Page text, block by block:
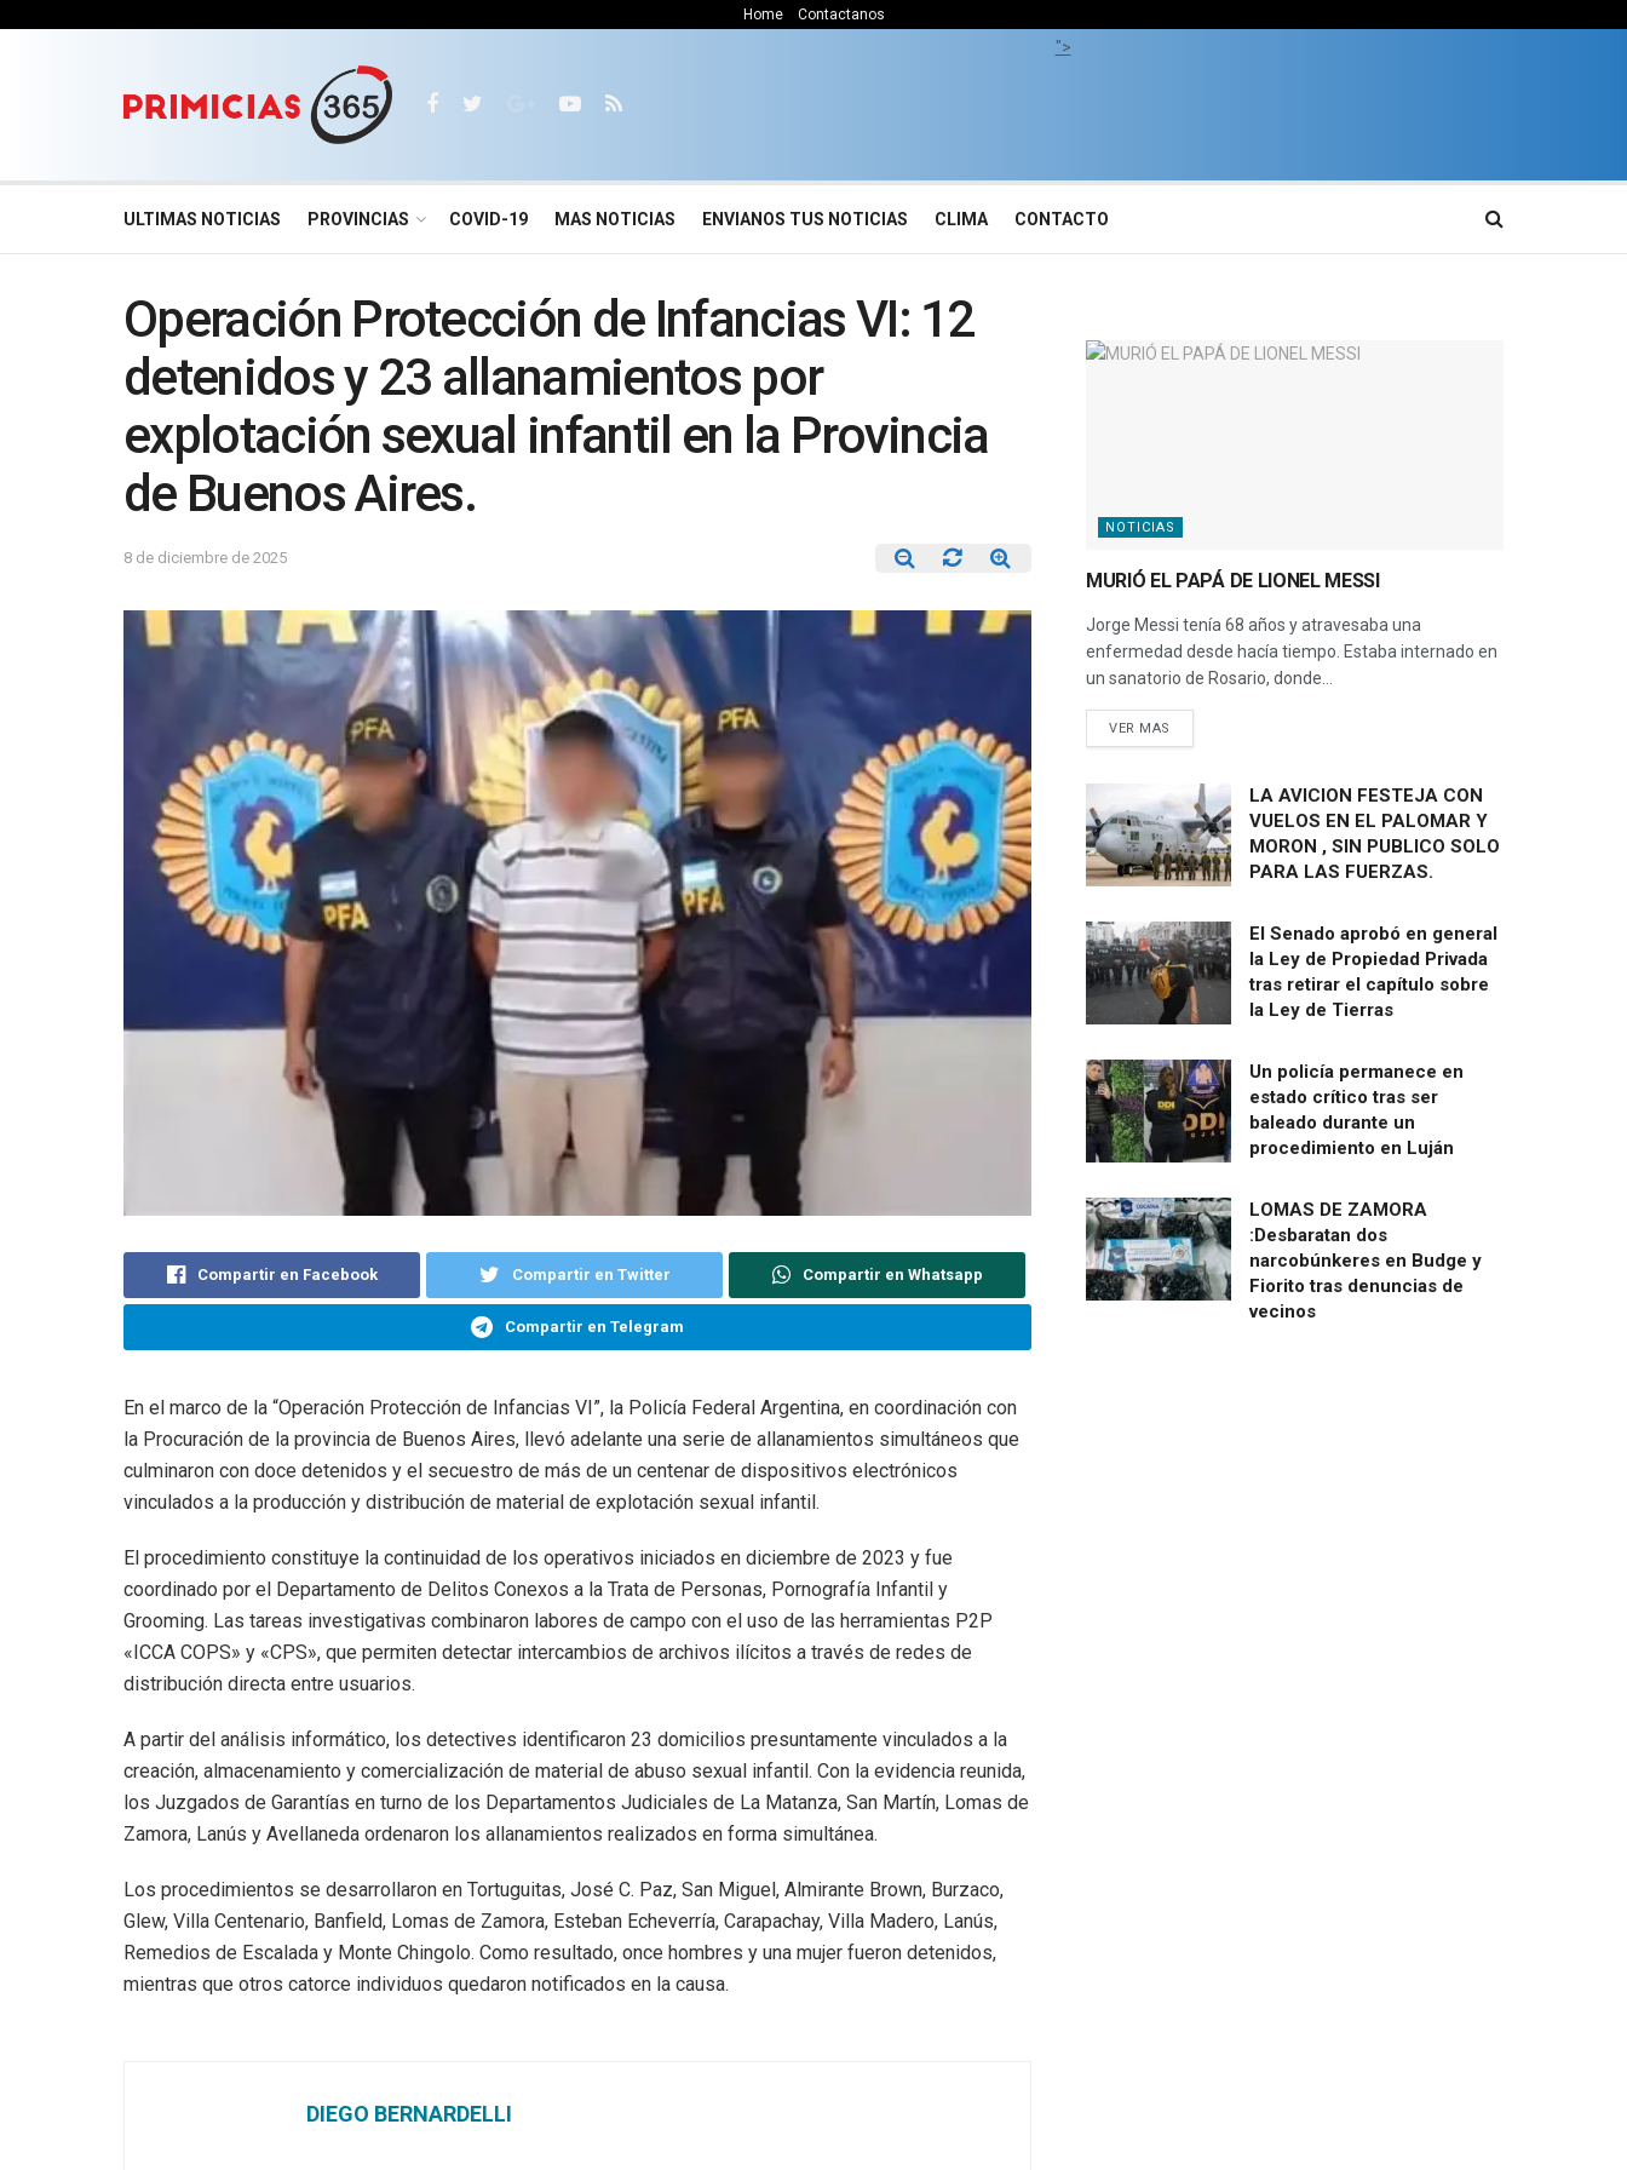
Home Contactanos
">
ULTIMAS NOTICIAS PROVINCIAS COVID-19 MAS NOTICIAS ENVIANOS TUS NOTICIAS CLIMA CONTACTO
Operación Protección de Infancias VI: 12
detenidos y 23 allanamientos por
explotación sexual infantil en la Provincia
de Buenos Aires.
8 de diciembre de 2025
Compartir en Facebook Compartir en Twitter Compartir en Whatsapp
Compartir en Telegram
En el marco de la “Operación Protección de Infancias VI”, la Policía Federal Argentina, en coordinación con
la Procuración de la provincia de Buenos Aires, llevó adelante una serie de allanamientos simultáneos que
culminaron con doce detenidos y el secuestro de más de un centenar de dispositivos electrónicos
vinculados a la producción y distribución de material de explotación sexual infantil.
El procedimiento constituye la continuidad de los operativos iniciados en diciembre de 2023 y fue
coordinado por el Departamento de Delitos Conexos a la Trata de Personas, Pornografía Infantil y
Grooming. Las tareas investigativas combinaron labores de campo con el uso de las herramientas P2P
«ICCA COPS» y «CPS», que permiten detectar intercambios de archivos ilícitos a través de redes de
distribución directa entre usuarios.
A partir del análisis informático, los detectives identificaron 23 domicilios presuntamente vinculados a la
creación, almacenamiento y comercialización de material de abuso sexual infantil. Con la evidencia reunida,
los Juzgados de Garantías en turno de los Departamentos Judiciales de La Matanza, San Martín, Lomas de
Zamora, Lanús y Avellaneda ordenaron los allanamientos realizados en forma simultánea.
Los procedimientos se desarrollaron en Tortuguitas, José C. Paz, San Miguel, Almirante Brown, Burzaco,
Glew, Villa Centenario, Banfield, Lomas de Zamora, Esteban Echeverría, Carapachay, Villa Madero, Lanús,
Remedios de Escalada y Monte Chingolo. Como resultado, once hombres y una mujer fueron detenidos,
mientras que otros catorce individuos quedaron notificados en la causa.
DIEGO BERNARDELLI
NOTICIAS
MURIÓ EL PAPÁ DE LIONEL MESSI
Jorge Messi tenía 68 años y atravesaba una
enfermedad desde hacía tiempo. Estaba internado en
un sanatorio de Rosario, donde...
VER MAS
LA AVICION FESTEJA CON
VUELOS EN EL PALOMAR Y
MORON , SIN PUBLICO SOLO
PARA LAS FUERZAS.
El Senado aprobó en general
la Ley de Propiedad Privada
tras retirar el capítulo sobre
la Ley de Tierras
Un policía permanece en
estado crítico tras ser
baleado durante un
procedimiento en Luján
LOMAS DE ZAMORA
:Desbaratan dos
narcobúnkeres en Budge y
Fiorito tras denuncias de
vecinos